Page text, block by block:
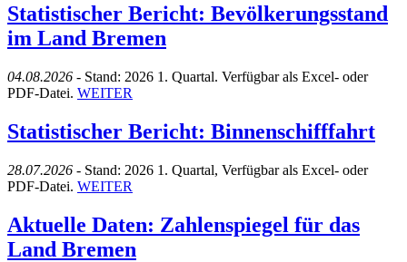
Statistischer Bericht: Bevölkerungsstand
im Land Bremen
04.08.2026 - Stand: 2026 1. Quartal. Verfügbar als Excel- oder
PDF-Datei. WEITER
Statistischer Bericht: Binnenschifffahrt
28.07.2026 - Stand: 2026 1. Quartal, Verfügbar als Excel- oder
PDF-Datei. WEITER
Aktuelle Daten: Zahlenspiegel für das
Land Bremen